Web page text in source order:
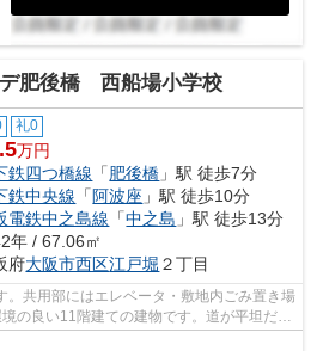
肥後橋 西船場小学校
礼0
万円
鉄四つ橋線 「肥後橋 」駅 徒歩7分
鉄中央線 「 阿波座 」駅 徒歩10分
電鉄中之島線 「中之島 」駅 徒歩13分
年 / 67.06㎡
府大阪市西区江戸堀 ２丁目
。共用部にはエレベータ・敷地内ごみ置き場
の良い11階建ての建物です。道が平坦だと
費用を...